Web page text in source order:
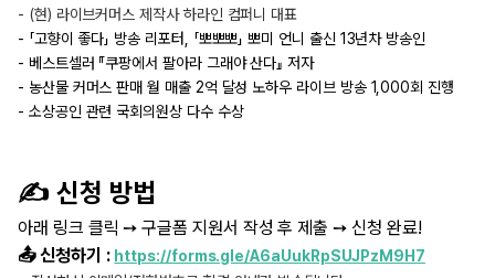
- (현) 라이브커머스 제작사 하라인 컴퍼니 대표
- 「고향이 좋다」 방송 리포터, 「뽀뽀뽀」 뽀미 언니 출신 13년차 방송인
- 베스트셀러 『쿠팡에서 팔아라 그래야 산다』 저자
- 농산물 커머스 판매 월 매출 2억 달성 노하우 라이브 방송 1,000회 진행
- 소상공인 관련 국회의원상 다수 수상
✍️ 신청 방법
아래 링크 클릭 ➙ 구글폼 지원서 작성 후 제출 ➙ 신청 완료!
📤 신청하기 : https://forms.gle/A6aUukRpSUJPzM9H7